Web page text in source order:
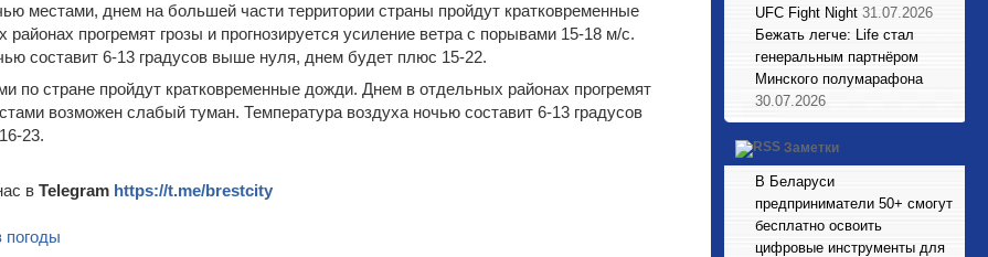
местами, днем на большей части территории страны пройдут кратковременные
прогремят грозы и прогнозируется усиление ветра с порывами 15-18 м/с.
составит 6-13 градусов выше нуля, днем будет плюс 15-22.
по стране пройдут кратковременные дожди. Днем в отдельных районах прогремят
возможен слабый туман. Температура воздуха ночью составит 6-13 градусов
23.
в Telegram https://t.me/brestcity
погоды
UFC Fight Night 31.07.2026
Бежать легче: Life стал
генеральным партнёром
Минского полумарафона
30.07.2026
Заметки
В Беларуси
предприниматели 50+ смогут
бесплатно освоить
цифровые инструменты для